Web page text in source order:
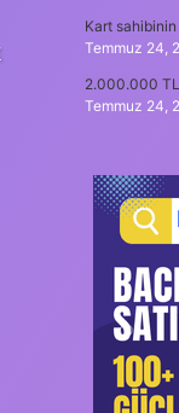
Kart
Temmuz 24,
2.000.000
Temmuz 24,